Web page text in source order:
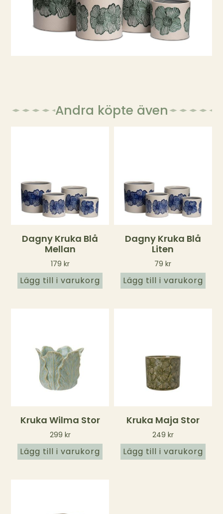
Andra köpte även
Dagny Kruka Blå
Mellan
179 kr
Lägg till i varukorg
Dagny Kruka Blå
Liten
79kr
Lägg till i varukorg
Kruka Wilma Stor
299 kr
Lägg till i varukorg
Kruka Maja Stor
249 kr
Lägg till i varukorg